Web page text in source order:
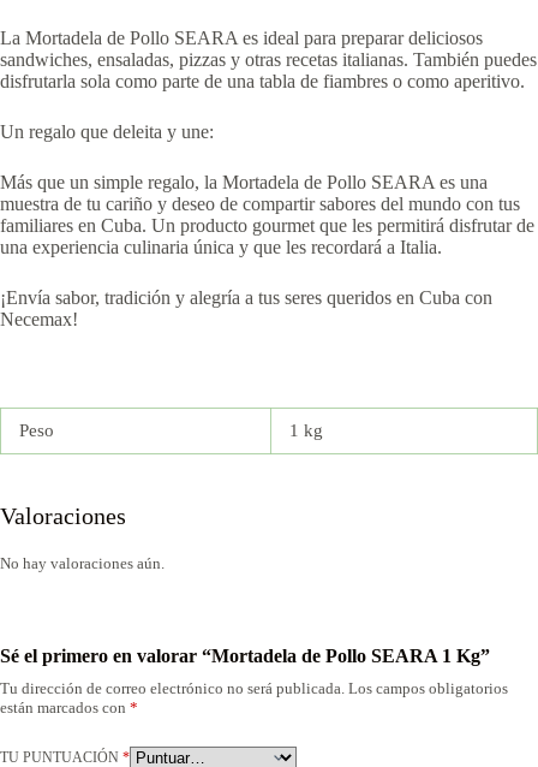
La Mortadela de Pollo SEARA es ideal para preparar deliciosos
sandwiches, ensaladas, pizzas y otras recetas italianas. También puedes
disfrutarla sola como parte de una tabla de fiambres o como aperitivo.
Un regalo que deleita y une:
Más que un simple regalo, la Mortadela de Pollo SEARA es una
muestra de tu cariño y deseo de compartir sabores del mundo con tus
familiares en Cuba. Un producto gourmet que les permitirá disfrutar de
una experiencia culinaria única y que les recordará a Italia.
¡Envía sabor, tradición y alegría a tus seres queridos en Cuba con
Necemax!
Peso 1 kg
Valoraciones
No hay valoraciones aún.
Sé el primero en valorar “Mortadela de Pollo SEARA 1 Kg”
Tu dirección de correo electrónico no será publicada. Los campos obligatorios
están marcados con *
TU PUNTUACIÓN *